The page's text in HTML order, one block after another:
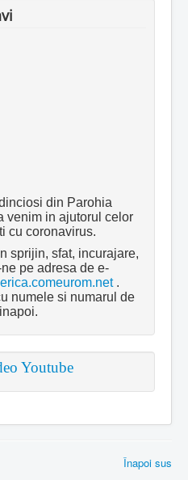
din Parohia
venim in ajutorul celor
cu coronavirus.
sprijin, sfat, incurajare,
pe adresa de e-
.
numele si numarul de
Youtube
Înapoi sus